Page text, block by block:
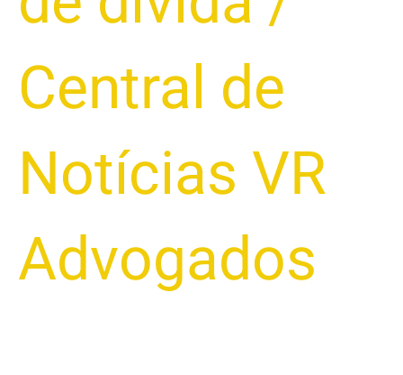
Central de
Notícias VR
Advogados